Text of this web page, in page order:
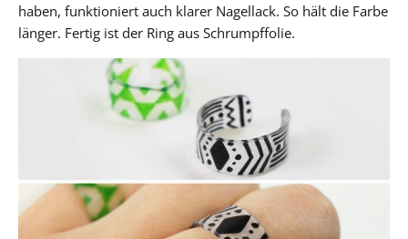
haben, funktioniert auch klarer Nagellack. So hält die Farbe
länger. Fertig ist der Ring aus Schrumpffolie.